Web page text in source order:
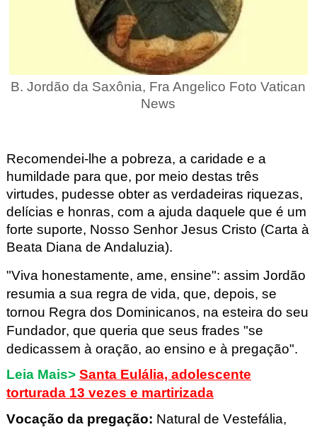
B. Jordão da Saxônia, Fra Angelico Foto Vatican
News
Recomendei-lhe a pobreza, a caridade e a
humildade para que, por meio destas três
virtudes, pudesse obter as verdadeiras riquezas,
delícias e honras, com a ajuda daquele que é um
forte suporte, Nosso Senhor Jesus Cristo (Carta à
Beata Diana de Andaluzia).
"Viva honestamente, ame, ensine": assim Jordão
resumia a sua regra de vida, que, depois, se
tornou Regra dos Dominicanos, na esteira do seu
Fundador, que queria que seus frades "se
dedicassem à oração, ao ensino e à pregação".
Leia Mais> Santa Eulália, adolescente
torturada 13 vezes e martirizada
Vocação da pregação: Natural de Vestefália,